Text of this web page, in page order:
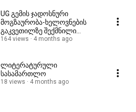
UG გემის ჯადოსნური
მოგზაურობა-ხელოვნების
გაკვეთილზე შექმნილი
პროექტი
164 views 4 months ago
ლიტერატურული
სასამართლო
18 views 4 months ago